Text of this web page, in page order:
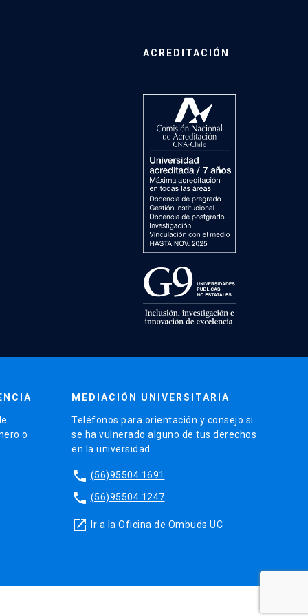
ACREDITACIÓN
o
MEDIACIÓN UNIVERSITARIA
Teléfonos para orientación y consejo si
se ha vulnerado alguno de tus derechos
en la universidad.
phone (56)95504 1691
phone (56)95504 1247
launch Ir a la Oficina de Ombuds UC